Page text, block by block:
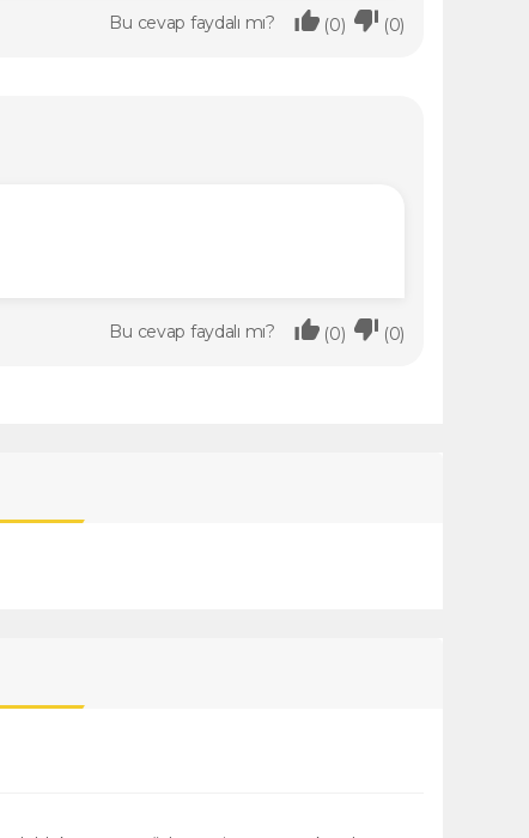
Bu cevap faydalı mı? (0) (0)
Bu cevap faydalı mı? (0) (0)